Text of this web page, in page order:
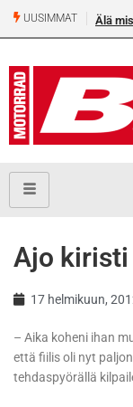
UUSIMMAT Älä
Ajo kiristi
17 helmikuun,
– Aika koheni ihan
että fiilis oli nyt
tehdaspyörällä